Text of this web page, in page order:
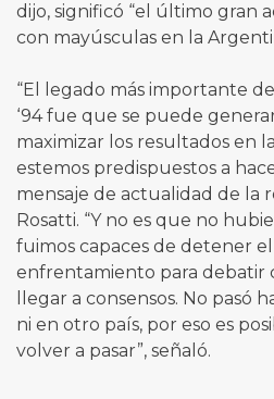
dijo, significó “el último gran
con mayúsculas en la
“El legado más importante
‘94 fue que se puede
maximizar los resultados en
estemos predispuestos a
mensaje de actualidad de la
Rosatti. “Y no es que no
fuimos capaces de detener
enfrentamiento para debatir
llegar a consensos. No pasó
ni en otro país, por eso es
volver a pasar”, señaló.